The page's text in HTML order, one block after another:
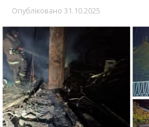
Опубліковано 31.10.2025